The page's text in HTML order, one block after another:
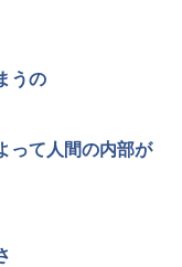
うの
って人間の内部が